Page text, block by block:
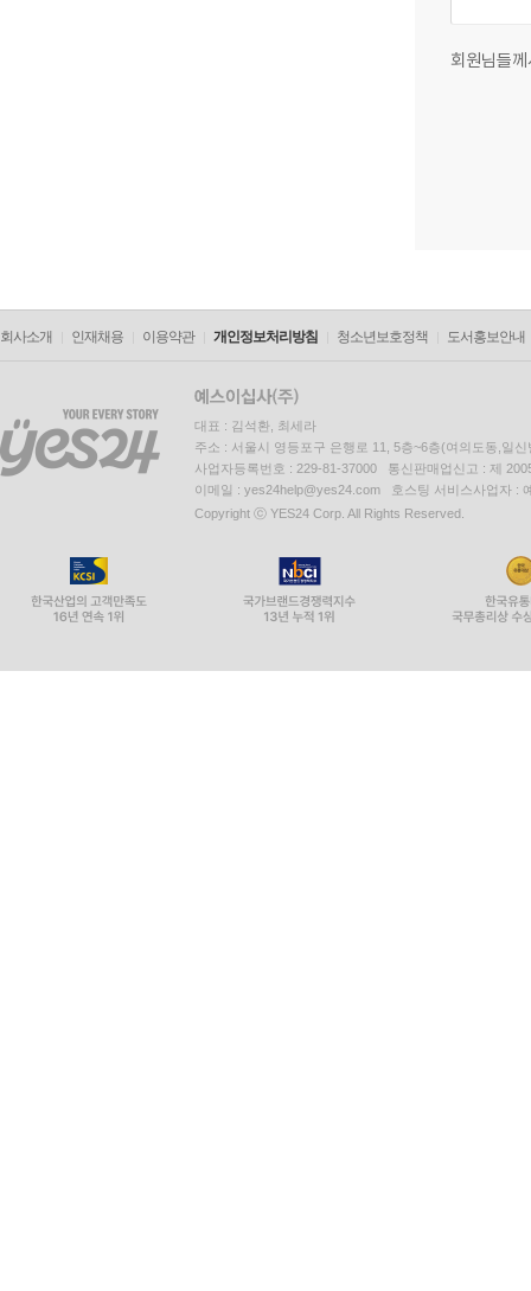
회원님들
회사소개 인재채용 이용약관 개인정보처리방침 청소년보호정책 도서홍보안내
대표 : 김석환, 최세라
주소 : 서울시 영등포구 은행로 11, 5층~6층(여의도동,일신
사업자등록번호 : 229-81-37000 통신판매업신고 : 제
이메일 : yes24help@yes24.com 호스팅 서비스사업자 :
Copyright ⓒ YES24 Corp. All Rights Reserved.